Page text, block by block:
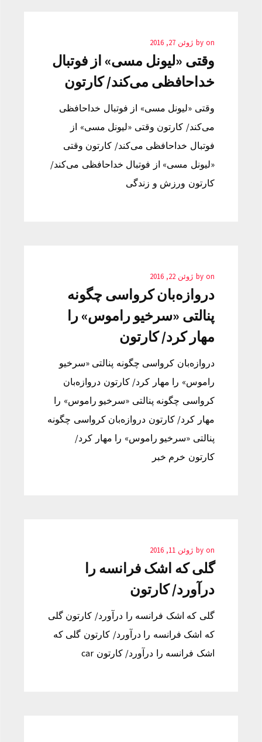
by on ژوئن 27, 2016
وقتی «لیونل مسی» از فوتبال
خداحافظی می‌کند/ کارتون
وقتی «لیونل مسی» از فوتبال خداحافظی
می‌کند/ کارتون وقتی «لیونل مسی» از
فوتبال خداحافظی می‌کند/ کارتون وقتی
«لیونل مسی» از فوتبال خداحافظی می‌کند/
کارتون ورزش و زندگی
by on ژوئن 22, 2016
دروازه‌بان کرواسی چگونه
پنالتی «سرخیو راموس» را
مهار کرد/ کارتون
دروازه‌بان کرواسی چگونه پنالتی «سرخیو
راموس» را مهار کرد/ کارتون دروازه‌بان
کرواسی چگونه پنالتی «سرخیو راموس» را
مهار کرد/ کارتون دروازه‌بان کرواسی چگونه
پنالتی «سرخیو راموس» را مهار کرد/
کارتون خرم خبر
by on ژوئن 11, 2016
گلی که اشک فرانسه را
درآورد/ کارتون
گلی که اشک فرانسه را درآورد/ کارتون گلی
که اشک فرانسه را درآورد/ کارتون گلی که
اشک فرانسه را درآورد/ کارتون car